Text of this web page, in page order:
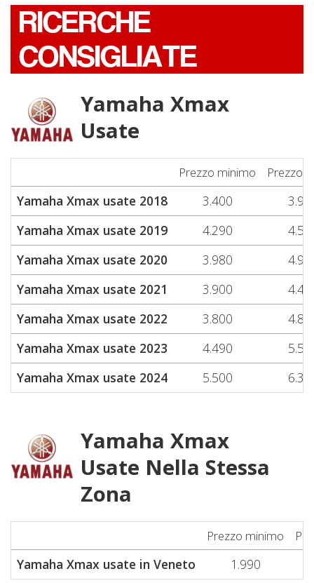
RICERCHE
CONSIGLIATE
Yamaha Xmax
Usate
Prezzo minimo Prezzo
Yamaha Xmax usate 2018 3.400
Yamaha Xmax usate 2019
4.290
Yamaha Xmax usate 2020
3.980
Yamaha Xmax usate 2021
3.900
Yamaha Xmax usate 2022
3.800
Yamaha Xmax usate 2023
4.490
Yamaha Xmax usate 2024
5.500
Yamaha Xmax
Usate Nella Stessa
Zona
Prezzo minimo
Yamaha Xmax usate in Veneto 1.990